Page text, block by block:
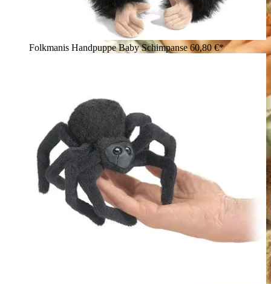
Folkmanis Handpuppe Baby Schimpanse60,80 €*